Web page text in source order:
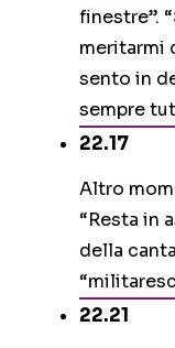
finestre”.
meritarmi
sento in
sempre
22.17
Altro
“Resta in
della
22.21